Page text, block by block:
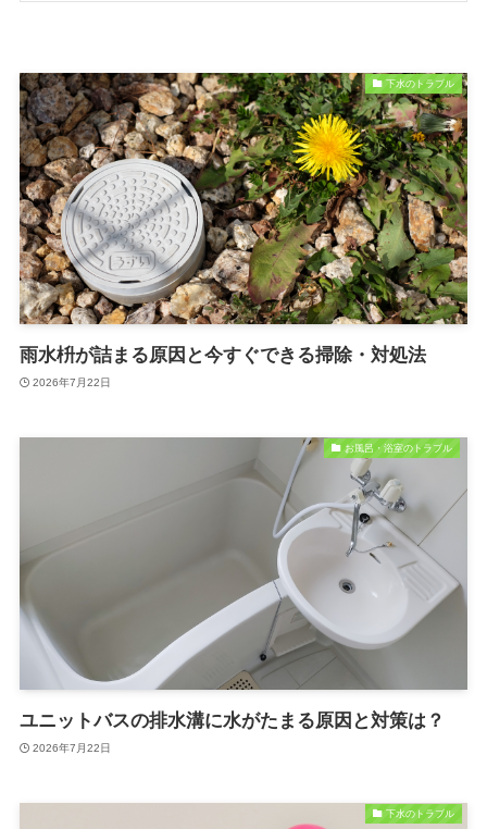
下水のトラブル
雨水枡が詰まる原因と今すぐできる掃除・対処法
2026年7月22日
お風呂・浴室のトラブル
ユニットバスの排水溝に水がたまる原因と対策は？
2026年7月22日
下水のトラブル